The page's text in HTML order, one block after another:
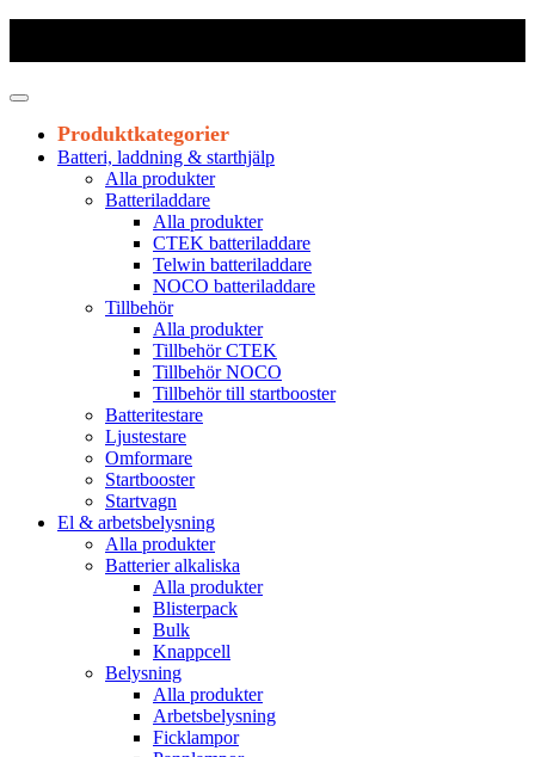
Produktkategorier
Batteri, laddning & starthjälp
Alla produkter
Batteriladdare
Alla produkter
CTEK batteriladdare
Telwin batteriladdare
NOCO batteriladdare
Tillbehör
Alla produkter
Tillbehör CTEK
Tillbehör NOCO
Tillbehör till startbooster
Batteritestare
Ljustestare
Omformare
Startbooster
Startvagn
El & arbetsbelysning
Alla produkter
Batterier alkaliska
Alla produkter
Blisterpack
Bulk
Knappcell
Belysning
Alla produkter
Arbetsbelysning
Ficklampor